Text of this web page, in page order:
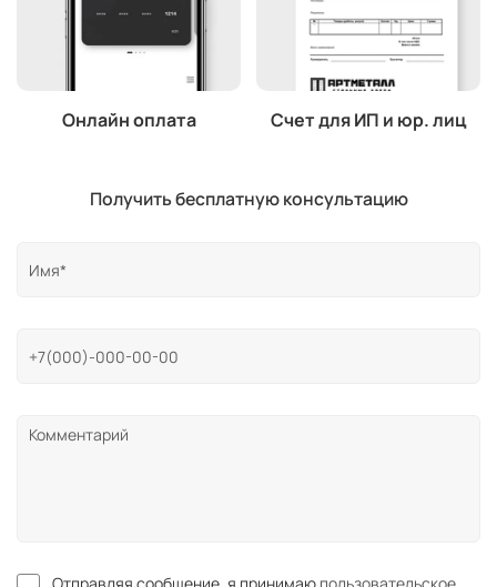
Онлайн оплата Счет для ИП и юр. лиц
Получить бесплатную консультацию